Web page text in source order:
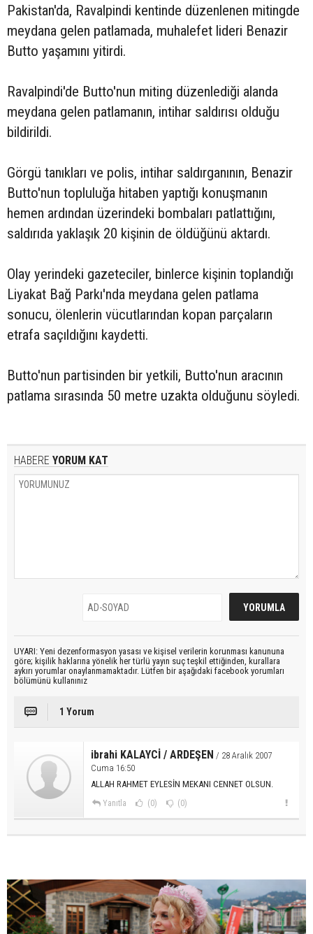
Pakistan'da, Ravalpindi kentinde düzenlenen mitingde
meydana gelen patlamada, muhalefet lideri Benazir
Butto yaşamını yitirdi.
Ravalpindi'de Butto'nun miting düzenlediği alanda
meydana gelen patlamanın, intihar saldırısı olduğu
bildirildi.
Görgü tanıkları ve polis, intihar saldırganının, Benazir
Butto'nun topluluğa hitaben yaptığı konuşmanın
hemen ardından üzerindeki bombaları patlattığını,
saldırıda yaklaşık 20 kişinin de öldüğünü aktardı.
Olay yerindeki gazeteciler, binlerce kişinin toplandığı
Liyakat Bağ Parkı'nda meydana gelen patlama
sonucu, ölenlerin vücutlarından kopan parçaların
etrafa saçıldığını kaydetti.
Butto'nun partisinden bir yetkili, Butto'nun aracının
patlama sırasında 50 metre uzakta olduğunu söyledi.
HABERE YORUM KAT
UYARI: Yeni dezenformasyon yasası ve kişisel verilerin korunması kanununa
göre; kişilik haklarına yönelik her türlü yayın suç teşkil ettiğinden, kurallara
aykırı yorumlar onaylanmamaktadır. Lütfen bir aşağıdaki facebook yorumları
bölümünü kullanınız
1 Yorum
ibrahi KALAYCİ / ARDEŞEN / 28 Aralık 2007
Cuma 16:50
ALLAH RAHMET EYLESİN MEKANI CENNET OLSUN.
Yanıtla (0) (0)